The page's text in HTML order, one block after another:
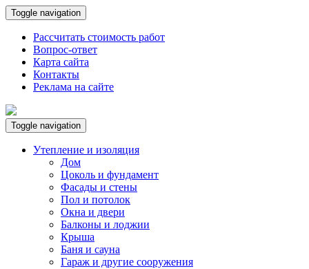
Toggle navigation
Рассчитать стоимость работ
Вопрос-ответ
Карта сайта
Контакты
Реклама на сайте
Toggle navigation
Утепление и изоляция
Дом
Цоколь и фундамент
Фасады и стены
Пол и потолок
Окна и двери
Балконы и лоджии
Крыша
Баня и сауна
Гараж и другие сооружения